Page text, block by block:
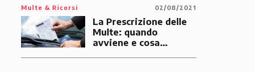
Multe & Ricorsi 02/08/2021
La Prescrizione delle
Multe: quando
avviene e cosa